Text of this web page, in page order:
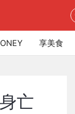
享美食
亡